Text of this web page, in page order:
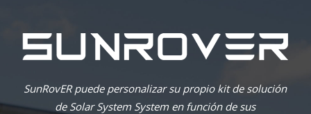
SunRovER puede personalizar su propio kit de solución
de Solar System System en función de sus